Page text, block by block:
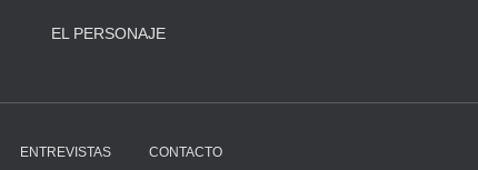
EL PERSONAJE
ENTREVISTAS CONTACTO